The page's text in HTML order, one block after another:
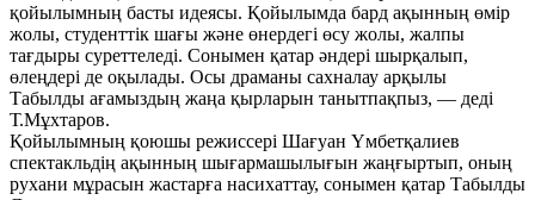
қойылымның басты идеясы. Қойылымда бард ақынның өмір
жолы, студенттік шағы және өнердегі өсу жолы, жалпы
тағдыры суреттеледі. Сонымен қатар әндері шырқалып,
өлеңдері де оқылады. Осы драманы сахналау арқылы
Табылды ағамыздың жаңа қырларын танытпақпыз, — деді
Т.Мұхтаров.
Қойылымның қоюшы режиссері Шағуан Үмбетқалиев
спектакльдің ақынның шығармашылығын жаңғыртып, оның
рухани мұрасын жастарға насихаттау, сонымен қатар Табылды